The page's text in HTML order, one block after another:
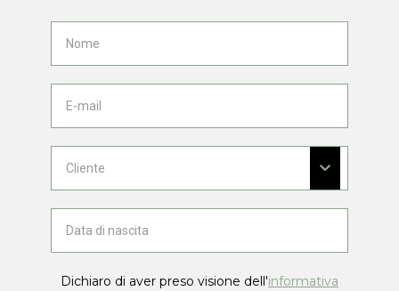
Dichiaro di aver preso visione dell'informativa